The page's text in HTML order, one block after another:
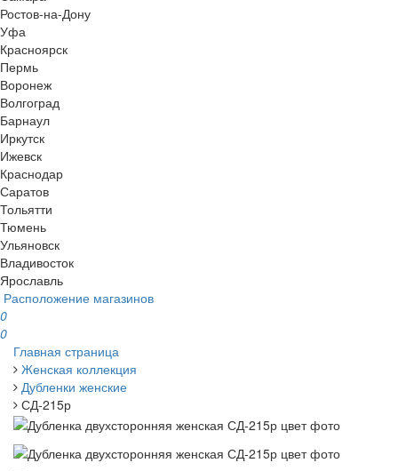
Ростов-на-Дону
Уфа
Красноярск
Пермь
Воронеж
Волгоград
Барнаул
Иркутск
Ижевск
Краснодар
Саратов
Тольятти
Тюмень
Ульяновск
Владивосток
Ярославль
Расположение магазинов
0
0
Главная страница
Женская коллекция
Дубленки женские
СД-215р